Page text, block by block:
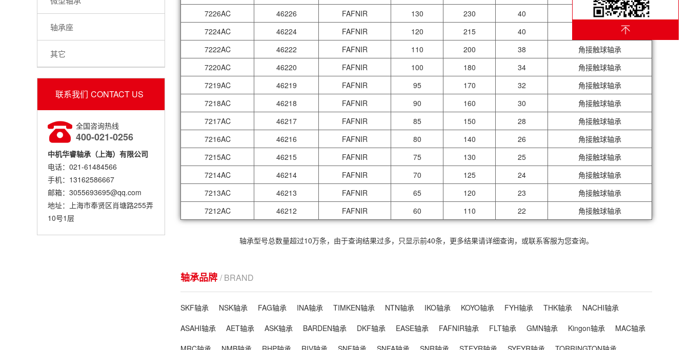
轴承座
其它
联系我们 CONTACT US
全国咨询热线
400-021-0256
中机华睿轴承（上海）有限公司
电话：021-61484566
手机：13162586667
邮箱：3055693695@qq.com
地址：上海市奉贤区肖塘路255弄
10号1层
7226AC
46226 FAFNIR 130 230 40
角接触球轴承
7224AC
46224 FAFNIR 120 215 40
角接触球轴承
7222AC
46222 FAFNIR 110 200 38
角接触球轴承
7220AC
46220 FAFNIR 100 180 34
角接触球轴承
7219AC
46219 FAFNIR 95 170 32
角接触球轴承
7218AC
46218 FAFNIR 90 160 30
角接触球轴承
7217AC
46217 FAFNIR 85 150 28
角接触球轴承
7216AC
46216 FAFNIR 80 140 26
角接触球轴承
7215AC
46215 FAFNIR 75 130 25
角接触球轴承
7214AC
46214 FAFNIR 70 125 24
角接触球轴承
7213AC
46213 FAFNIR 65 120 23
角接触球轴承
7212AC
46212 FAFNIR 60 110 22 角接触球轴承
轴承型号总数量超过10万条，由于查询结果过多，只显示前40条，更多结果请详细查询，或联系客服为您查询。
轴承品牌 / BRAND
SKF轴承 NSK轴承 FAG轴承 INA轴承 TIMKEN轴承 NTN轴承 IKO轴承 KOYO轴承 FYH轴承 THK轴承
NACHI轴承
ASAHI轴承
AET轴承 ASK轴承 BARDEN轴承 DKF轴承 EASE轴承 FAFNIR轴承 FLT轴承 GMN轴承 Kingon轴承
MAC轴承